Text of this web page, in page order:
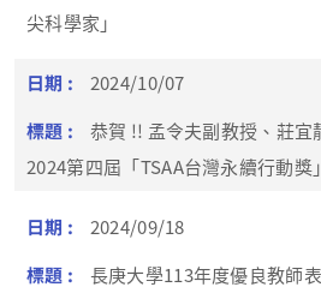
尖科學家」
2024/10/07
恭賀 !! 孟令夫副教授、莊宜
2024第四屆「TSAA台灣永續行動獎
2024/09/18
長庚大學113年度優良教師